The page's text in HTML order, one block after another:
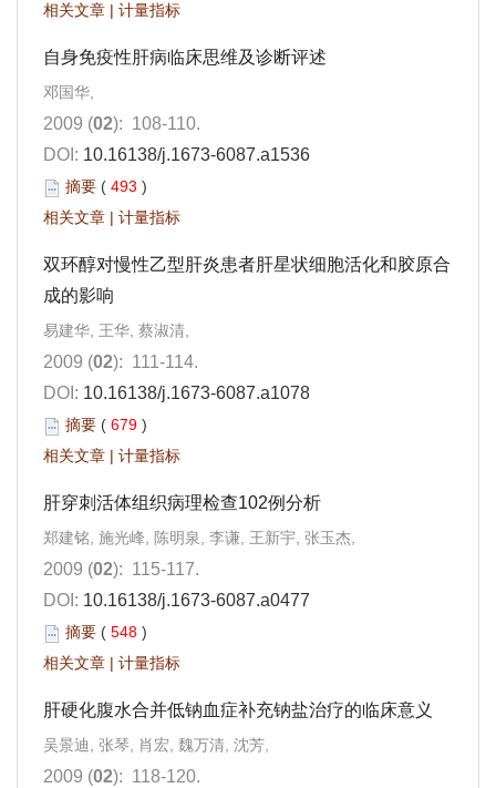
相关文章 | 计量指标
自身免疫性肝病临床思维及诊断评述
邓国华,
2009 (02): 108-110.
DOI: 10.16138/j.1673-6087.a1536
摘要 ( 493 )
相关文章 | 计量指标
双环醇对慢性乙型肝炎患者肝星状细胞活化和胶原合
成的影响
易建华, 王华, 蔡淑清,
2009 (02): 111-114.
DOI: 10.16138/j.1673-6087.a1078
摘要 ( 679 )
相关文章 | 计量指标
肝穿刺活体组织病理检查102例分析
郑建铭, 施光峰, 陈明泉, 李谦, 王新宇, 张玉杰,
2009 (02): 115-117.
DOI: 10.16138/j.1673-6087.a0477
摘要 ( 548 )
相关文章 | 计量指标
肝硬化腹水合并低钠血症补充钠盐治疗的临床意义
吴景迪, 张琴, 肖宏, 魏万清, 沈芳,
2009 (02): 118-120.